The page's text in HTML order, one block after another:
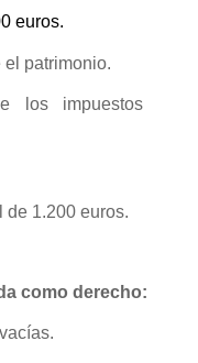
euros.
el patrimonio.
los impuestos
de 1.200 euros.
como derecho: